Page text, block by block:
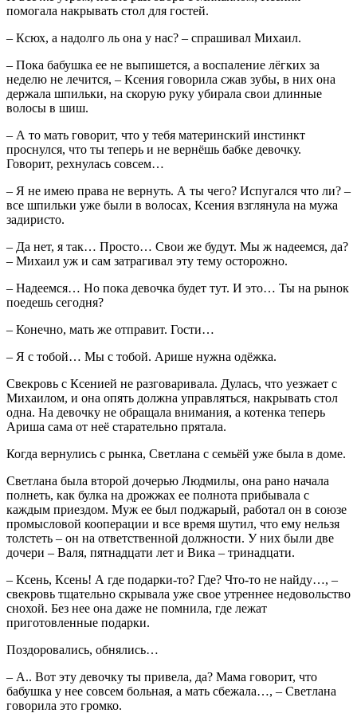
помогала накрывать стол для гостей.
– Ксюх, а надолго ль она у нас? – спрашивал Михаил.
– Пока бабушка ее не выпишется, а воспаление лёгких за
неделю не лечится, – Ксения говорила сжав зубы, в них она
держала шпильки, на скорую руку убирала свои длинные
волосы в шиш.
– А то мать говорит, что у тебя материнский инстинкт
проснулся, что ты теперь и не вернёшь бабке девочку.
Говорит, рехнулась совсем…
– Я не имею права не вернуть. А ты чего? Испугался что ли? –
все шпильки уже были в волосах, Ксения взглянула на мужа
задиристо.
– Да нет, я так… Просто… Свои же будут. Мы ж надеемся, да?
– Михаил уж и сам затрагивал эту тему осторожно.
– Надеемся… Но пока девочка будет тут. И это… Ты на рынок
поедешь сегодня?
– Конечно, мать же отправит. Гости…
– Я с тобой… Мы с тобой. Арише нужна одёжка.
Свекровь с Ксенией не разговаривала. Дулась, что уезжает с
Михаилом, и она опять должна управляться, накрывать стол
одна. На девочку не обращала внимания, а котенка теперь
Ариша сама от неё старательно прятала.
Когда вернулись с рынка, Светлана с семьёй уже была в доме.
Светлана была второй дочерью Людмилы, она рано начала
полнеть, как булка на дрожжах ее полнота прибывала с
каждым приездом. Муж ее был поджарый, работал он в союзе
промысловой кооперации и все время шутил, что ему нельзя
толстеть – он на ответственной должности. У них были две
дочери – Валя, пятнадцати лет и Вика – тринадцати.
– Ксень, Ксень! А где подарки-то? Где? Что-то не найду…, –
свекровь тщательно скрывала уже свое утреннее недовольство
снохой. Без нее она даже не помнила, где лежат
приготовленные подарки.
Поздоровались, обнялись…
– А.. Вот эту девочку ты привела, да? Мама говорит, что
бабушка у нее совсем больная, а мать сбежала…, – Светлана
говорила это громко.